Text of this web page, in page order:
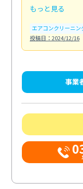
もっと見る
エアコンクリーニン
投稿日：2024/12/16
事業